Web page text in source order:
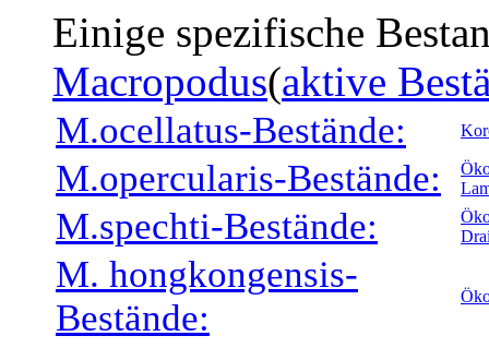
Einige spezifische
Macropodus(aktive
M.ocellatus-Bestände:
M.opercularis-Bestände:
M.spechti-Bestände:
M. hongkongensis-
Bestände: